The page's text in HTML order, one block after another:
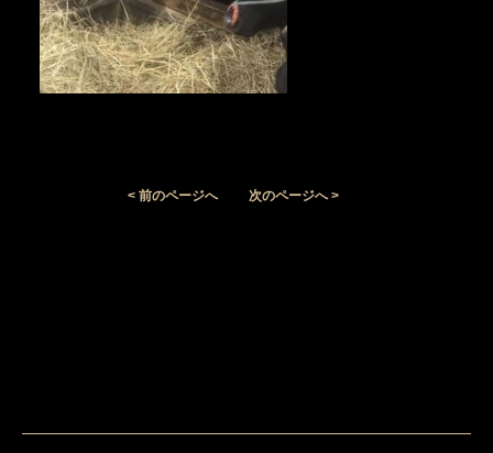
< 前のページへ 次のページへ >